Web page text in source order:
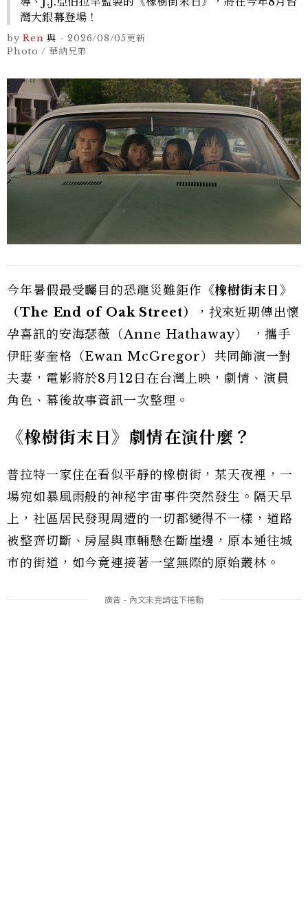
灣大銀幕登場！
by Ren與 -2026/08/05更新
Photo / 華納兄弟
今年暑假最受矚目的恐龍災難鉅作 《橡樹街末日》
（The End of Oak Street）
，找來近期傳出懷
孕喜訊的安海瑟薇（Anne Hathaway） ，攜手
伊旺麥奎格（Ewan McGregor）共同飾演一對
夫妻，電影將於8月12日在台灣上映，劇情、演員
角色、幕後故事資訊一次整理。
《橡樹街末日》劇情在演什麼？
普拉特一家住在看似平靜的橡樹街，某天夜裡，一
場宛如暴風雨般的神秘宇宙事件突然發生。隔天早
上，社區居民發現周遭的一切都變得不一樣，道路
被整齊切斷、房屋與車輛懸在斷崖邊，原本通往城
市的街道，如今竟連接著一望無際的原始叢林。